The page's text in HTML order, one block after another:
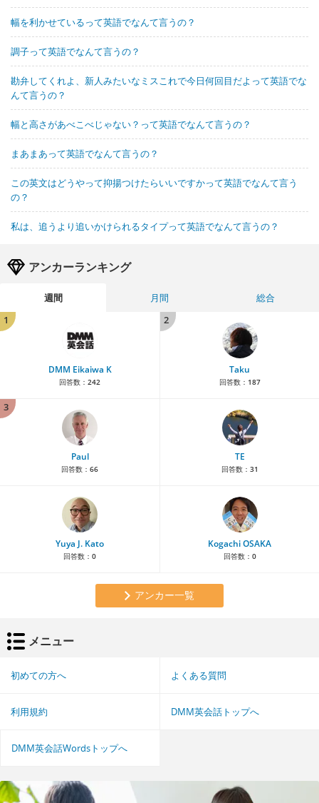
幅を利かせているって英語でなんて言うの？
調子って英語でなんて言うの？
勘弁してくれよ、新人みたいなミスこれで今日何回目だよって英語でな
んて言うの？
幅と高さがあべこべじゃない？って英語でなんて言うの？
まあまあって英語でなんて言うの？
この英文はどうやって抑揚つけたらいいですかって英語でなんて言う
の？
私は、追うより追いかけられるタイプって英語でなんて言うの？
アンカーランキング
週間 月間
総合
1
DMM Eikaiwa K
回答数： 242
2
Taku
回答数： 187
3
Paul
回答数： 66
TE
回答数： 31
Yuya J. Kato
回答数： 0
Kogachi OSAKA
回答数： 0
アンカー一覧
メニュー
初めての方へ よくある質問
利用規約 DMM英会話トップへ
DMM英会話Wordsトップへ